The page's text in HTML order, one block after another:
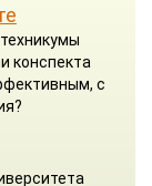
конспекта
с